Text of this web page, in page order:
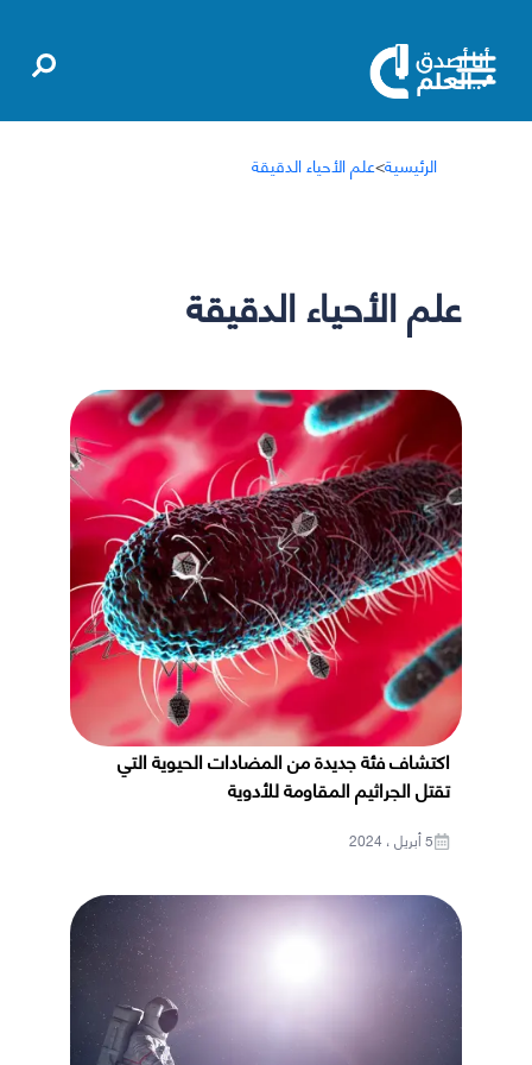
الرئيسية>علم الأحياء الدقيقة
علم الأحياء الدقيقة
اكتشاف فئة جديدة من المضادات الحيوية التي
تقتل الجراثيم المقاومة للأدوية
5 أبريل ، 2024